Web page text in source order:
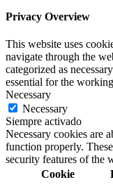
Privacy Overview
This website uses
navigate through the
categorized as
essential for the
Necessary
Necessary
Siempre activado
Necessary cookies are
function properly.
security features of the
Cookie